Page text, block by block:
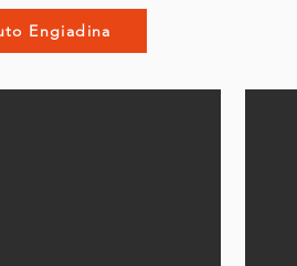
Engiadina